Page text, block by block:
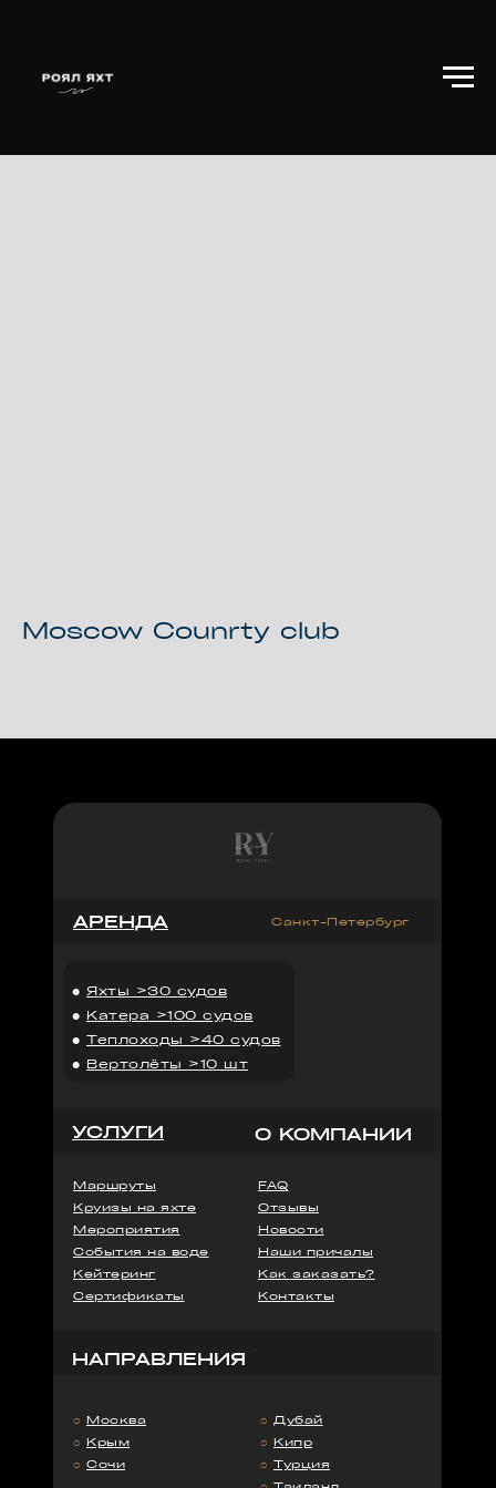
Moscow Counrty club
FAQ
Отзывы
Новости
Наши причалы
Как заказать?
Контакты
Маршруты
Круизы на яхте
Мероприятия
События на воде
Кейтеринг
Сертификаты
○ Москва
○ Крым
○ Сочи
○ Дубай
○ Кипр
○ Турция
АРЕНДА
НАПРАВЛЕНИЯ
О КОМПАНИИ
● Яхты >30 судов
● Катера >100 судов
● Теплоходы >40 судов
● Вертолёты >10 шт
Санкт-Петербург
УСЛУГИ